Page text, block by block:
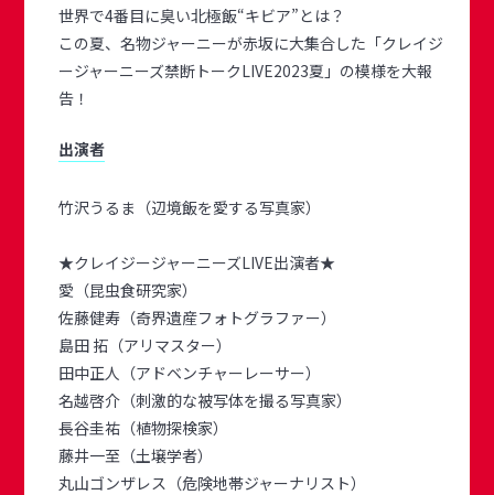
世界で4番目に臭い北極飯“キビア”とは？
この夏、名物ジャーニーが赤坂に大集合した「クレイジ
ージャーニーズ禁断トークLIVE2023夏」の模様を大報
告！
出演者
竹沢うるま（辺境飯を愛する写真家）
★クレイジージャーニーズLIVE出演者★
愛（昆虫食研究家）
佐藤健寿（奇界遺産フォトグラファー）
島田 拓（アリマスター）
田中正人（アドベンチャーレーサー）
名越啓介（刺激的な被写体を撮る写真家）
長谷圭祐（植物探検家）
藤井一至（土壌学者）
丸山ゴンザレス（危険地帯ジャーナリスト）